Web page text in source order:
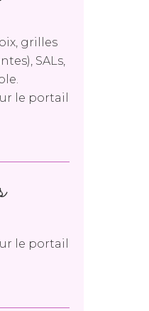
grilles
SALs,
le portail
le portail